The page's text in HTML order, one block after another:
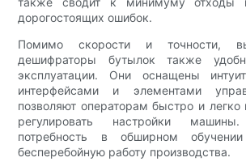
дорогостоящих ошибок.
Помимо скорости и точности,
дешифраторы бутылок также
эксплуатации. Они оснащены
интерфейсами и элементами
позволяют операторам быстро и легко
регулировать настройки
потребность в обширном
бесперебойную работу производства.